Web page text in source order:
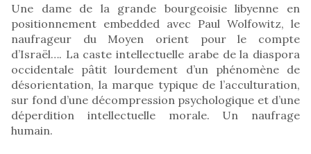
Une dame de la grande bourgeoisie libyenne en
positionnement embedded avec Paul Wolfowitz, le
naufrageur du Moyen orient pour le compte
d’Israël…. La caste intellectuelle arabe de la diaspora
occidentale pâtit lourdement d’un phénomène de
désorientation, la marque typique de l’acculturation,
sur fond d’une décompression psychologique et d’une
déperdition intellectuelle morale. Un naufrage
humain.